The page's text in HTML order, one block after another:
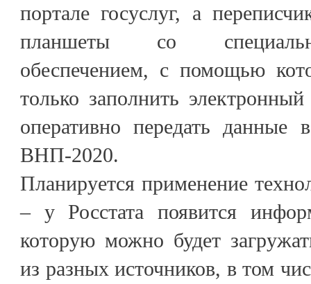
портале госуслуг, а
планшеты со
обеспечением, с помощью
только заполнить
оперативно передать данные
ВНП-2020.
Планируется применение
– у Росстата появится
которую можно будет
из разных источников, в том